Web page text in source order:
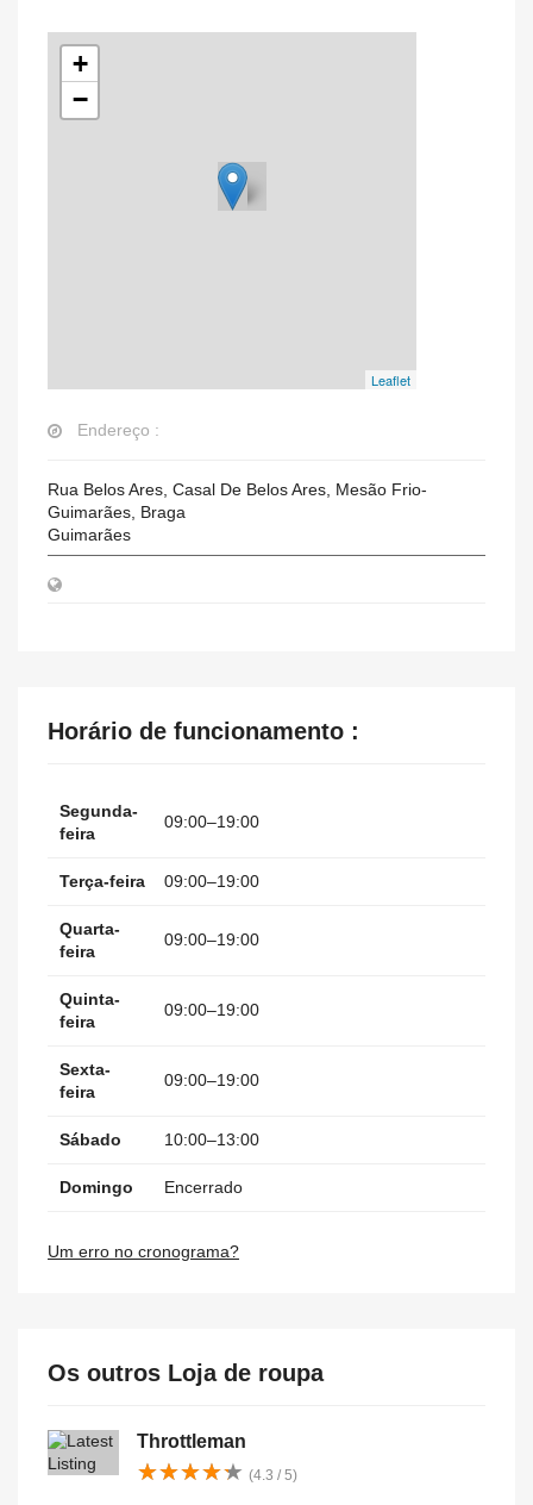
+
−
Leaflet
Endereço :
Rua Belos Ares, Casal De Belos Ares, Mesão Frio-
Guimarães, Braga
Guimarães
Horário de funcionamento :
Segunda-
feira
09:00–19:00
Terça-feira 09:00–19:00
Quarta-
feira
09:00–19:00
Quinta-
feira
09:00–19:00
Sexta-
feira
09:00–19:00
Sábado 10:00–13:00
Domingo Encerrado
Um erro no cronograma?
Os outros Loja de roupa
Throttleman
★★★★★
★★★★★ (4.3 / 5)